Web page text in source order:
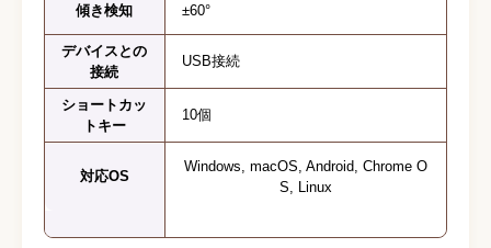
傾き検知 ±60°
デバイスとの
接続
USB接続
ショートカッ
トキー
10個
対応OS
Windows, macOS, Android, Chrome O
S, Linux